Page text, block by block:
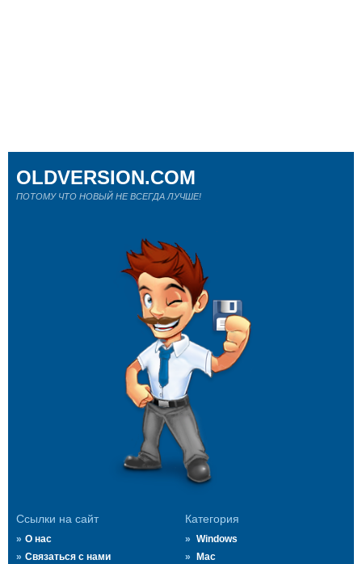
Ссылки на сайт
О нас
Связаться с нами
Категория
Windows
Mac
OLDVERSION.COM
ПОТОМУ ЧТО НОВЫЙ НЕ ВСЕГДА ЛУЧШЕ!